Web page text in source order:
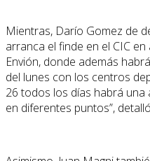
Mientras, Darío Gomez de
arranca el finde en el CIC
Envión, donde además
del lunes con los centros
26 todos los días habrá una
en diferentes puntos”,